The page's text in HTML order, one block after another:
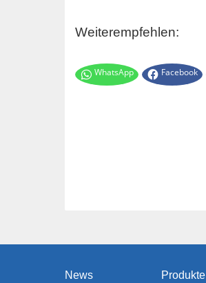
Weiterempfehlen:
WhatsApp Facebook
News Produkte